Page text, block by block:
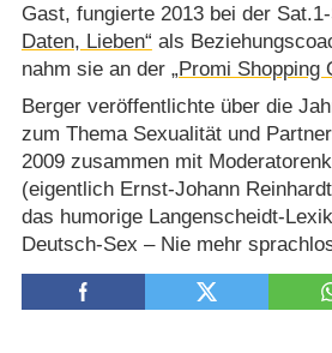
Gast, fungierte 2013 bei der
Daten, Lieben“ als
nahm sie an der „Promi Shopping
Berger veröffentlichte über die
zum Thema Sexualität und
2009 zusammen mit
(eigentlich Ernst-Johann
das humorige Langenscheidt-
Deutsch-Sex – Nie mehr